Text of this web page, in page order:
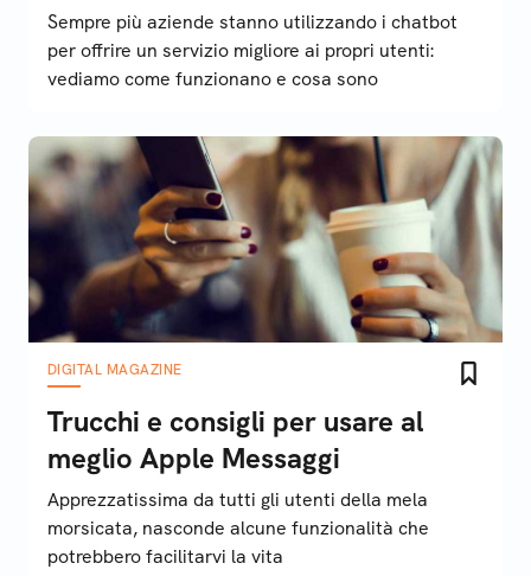
Sempre più aziende stanno utilizzando i chatbot
per offrire un servizio migliore ai propri utenti:
vediamo come funzionano e cosa sono
DIGITAL MAGAZINE
Trucchi e consigli per usare al
meglio Apple Messaggi
Apprezzatissima da tutti gli utenti della mela
morsicata, nasconde alcune funzionalità che
potrebbero facilitarvi la vita